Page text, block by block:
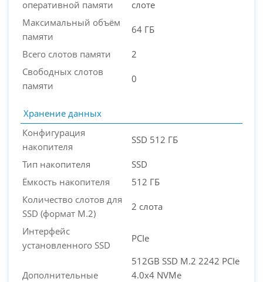
оперативной памяти
слоте
Максимальный объём
памяти
64 ГБ
Всего слотов памяти
2
Свободных слотов
памяти
0
Хранение данных
Конфигурация
накопителя
SSD 512 ГБ
Тип накопителя
SSD
Ёмкость накопителя
512 ГБ
Количество слотов для
SSD (формат M.2)
2 слота
Интерфейс
установленного SSD
PCIe
Дополнительные
512GB SSD M.2 2242 PCIe
4.0x4 NVMe